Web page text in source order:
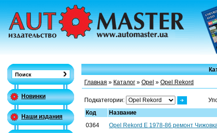
Новинки
Наши издания
Главная » Каталог » Opel » Opel Rekord
Подкатегории:
Код
Название
0364
Opel Rekord E 1978-86 ремонт